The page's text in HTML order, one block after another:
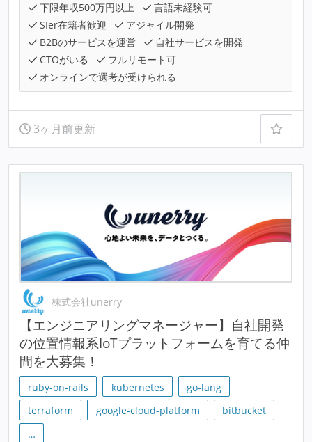
下限年収500万円以上
言語未経験可
SIer在籍者歓迎
アジャイル開発
B2Bのサービスを運営
自社サービスを開発
CTOがいる
フルリモート可
オンラインで選考が受けられる
3ヶ月前更新
株式会社unerry
【エンジニアリングマネージャー】自社開発
の位置情報系IoTプラットフォームを育てる仲
間を大募集！
ruby-on-rails kubernetes
go-lang
terraform
google-cloud-platform
bitbucket
…